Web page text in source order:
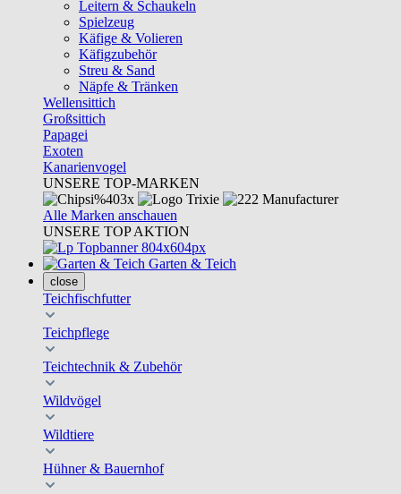
Leitern & Schaukeln
Spielzeug
Käfige & Volieren
Käfigzubehör
Streu & Sand
Näpfe & Tränken
Wellensittich
Großsittich
Papagei
Exoten
Kanarienvogel
UNSERE TOP-MARKEN
Alle Marken anschauen
UNSERE TOP AKTION
Garten & Teich
close
Teichfischfutter
Teichpflege
Teichtechnik & Zubehör
Wildvögel
Wildtiere
Hühner & Bauernhof